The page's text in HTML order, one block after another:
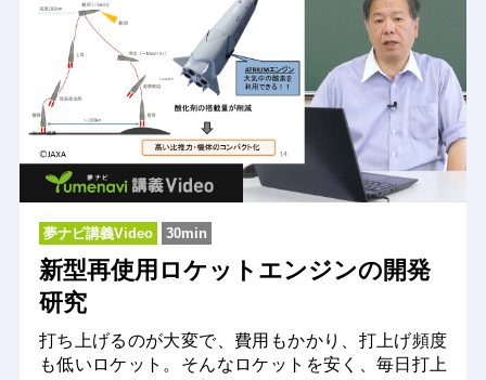
夢ナビ講義Video 30min
新型再使用ロケットエンジンの開発
研究
打ち上げるのが大変で、費用もかかり、打上げ頻度
も低いロケット。そんなロケットを安く、毎日打上